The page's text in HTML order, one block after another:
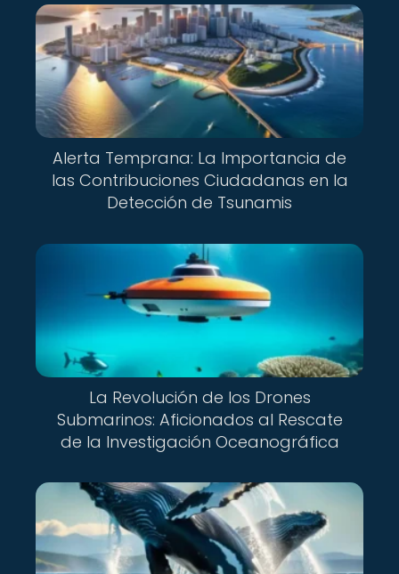
Alerta Temprana: La Importancia de
las Contribuciones Ciudadanas en la
Detección de Tsunamis
La Revolución de los Drones
Submarinos: Aficionados al Rescate
de la Investigación Oceanográfica